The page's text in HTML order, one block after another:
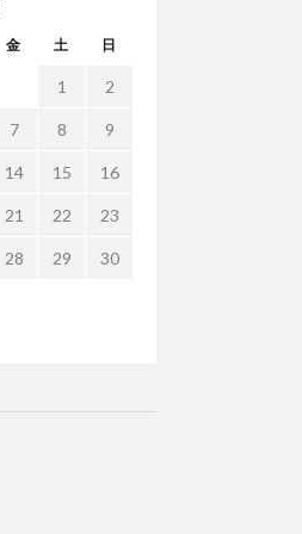
金 土 日
1 2
7 8 9
14 15 16
21 22 23
28 29 30